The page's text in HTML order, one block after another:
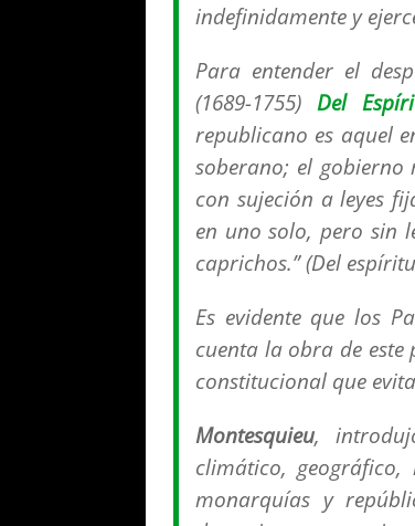
indefinidamente y
Para entender el
(1689-1755) Del
republicano es aquel
soberano; el
con sujeción a leyes
en uno solo, pero sin
caprichos.” (Del
Es evidente que los
cuenta la obra de este
constitucional que
Montesquieu,
climático,
monarquías y